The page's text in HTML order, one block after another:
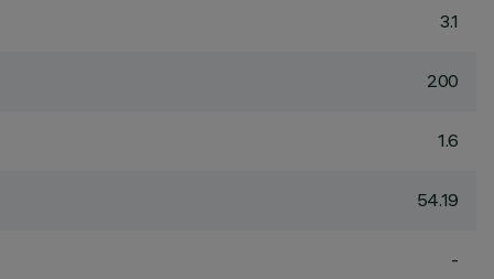
3.1
200
1.6
54.19
-